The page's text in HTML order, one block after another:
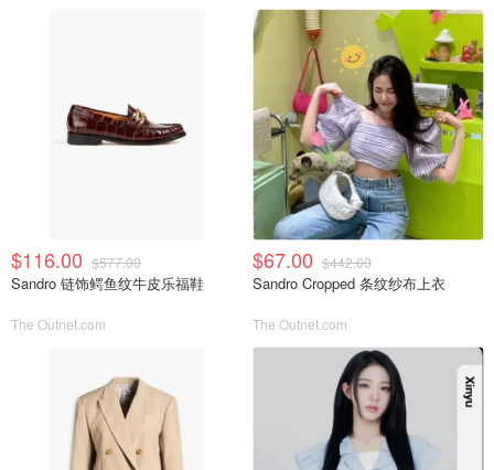
$116.00 $577.00
Sandro 链饰鳄鱼纹牛皮乐福鞋
The Outnet.com
$67.00 $442.00
Sandro Cropped 条纹纱布上衣
The Outnet.com